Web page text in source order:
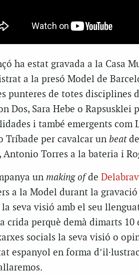
ha estat gravada a la Casa
a la presó Model de
punteres de totes disciplines
Dos, Sara Hebe o
i també emergents com
Tríbade per cavalcar un beat
Antonio Torres a la bateria i
un making ofde
a la Model durant la
seva visió amb el seu
crida perquè demà dimarts
socials la seva visió o
espanyol en forma